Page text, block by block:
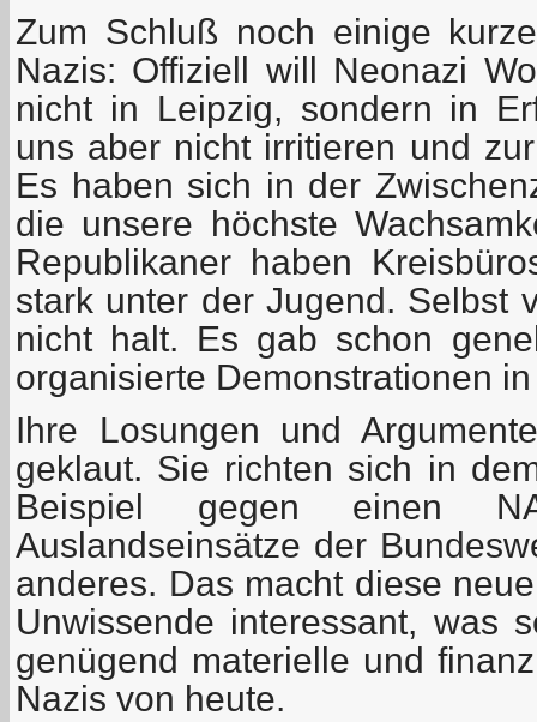
Zum Schluß noch einige
Nazis: Offiziell will Neonazi
nicht in Leipzig, sondern in
uns aber nicht irritieren und
Es haben sich in der
die unsere höchste
Republikaner haben
stark unter der Jugend. Selbst
nicht halt. Es gab schon
organisierte Demonstrationen
Ihre Losungen und
geklaut. Sie richten sich in
Beispiel gegen einen
Auslandseinsätze der
anderes. Das macht diese
Unwissende interessant, was
genügend materielle und
Nazis von heute.